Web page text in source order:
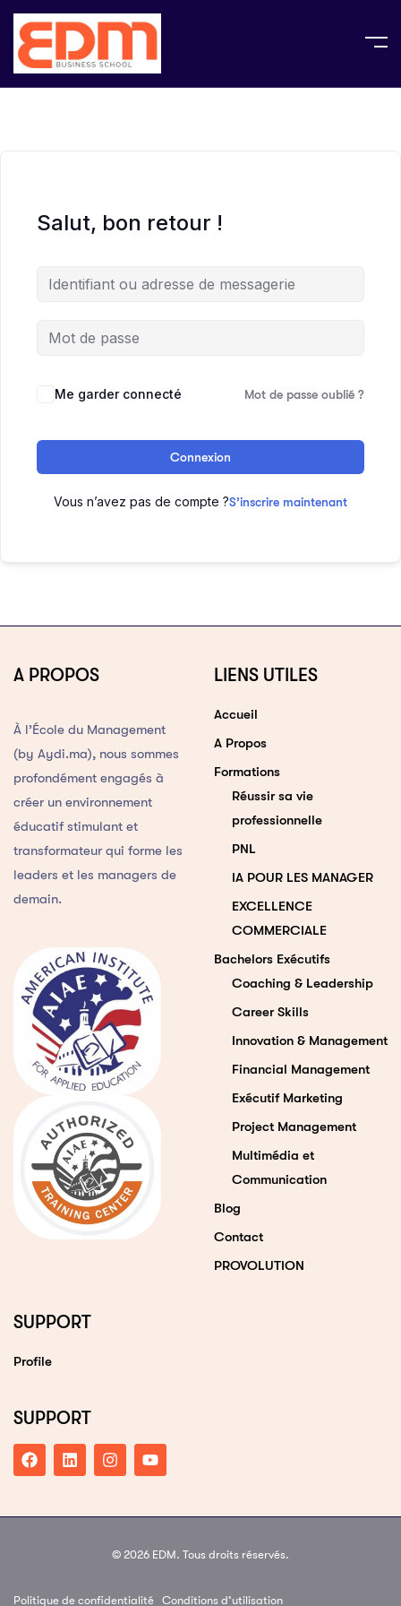
Salut, bon retour !
Me garder connecté Mot de passe oublié ?
Connexion
Vous n’avez pas de compte ?S’inscrire maintenant
A PROPOS
À l’École du Management
(by Aydi.ma), nous sommes
profondément engagés à
créer un environnement
éducatif stimulant et
transformateur qui forme les
leaders et les managers de
demain.
LIENS UTILES
Accueil
A Propos
Formations
Réussir sa vie
professionnelle
PNL
IA POUR LES MANAGER
EXCELLENCE
COMMERCIALE
Bachelors Exécutifs
Coaching & Leadership
Career Skills
Innovation & Management
Financial Management
Exécutif Marketing
Project Management
Multimédia et
Communication
Blog
Contact
PROVOLUTION
SUPPORT
Profile
SUPPORT
© 2026 EDM. Tous droits réservés.
Politique de confidentialité Conditions d’utilisation